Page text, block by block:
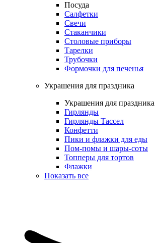
Посуда
Салфетки
Свечи
Стаканчики
Столовые приборы
Тарелки
Трубочки
Формочки для печенья
Украшения для праздника
Украшения для праздника
Гирлянды
Гирлянды Тассел
Конфетти
Пики и флажки для еды
Пом-помы и шары-соты
Топперы для тортов
Флажки
Показать все